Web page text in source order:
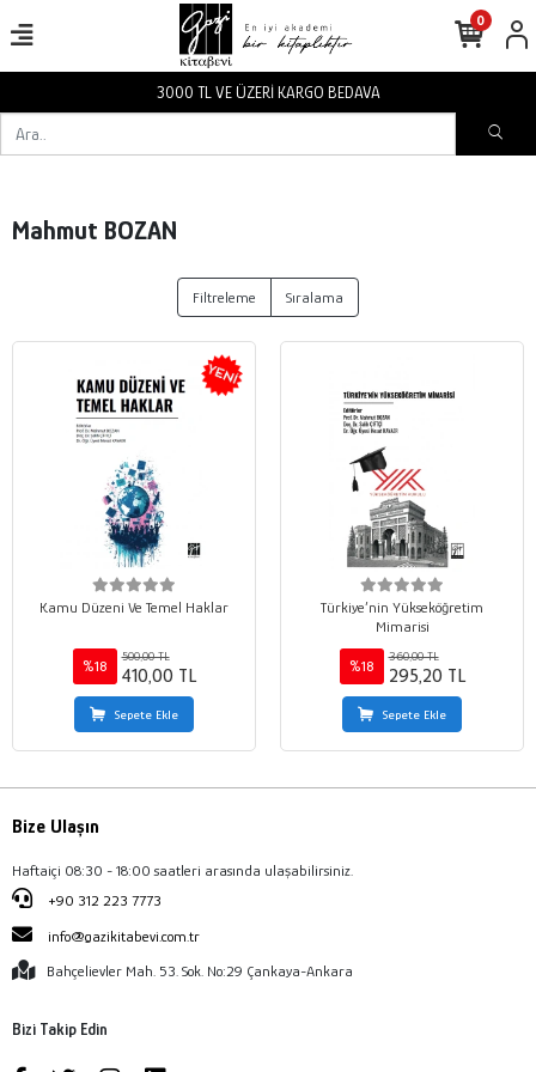
3000 TL VE ÜZERİ KARGO BEDAVA
0
Mahmut BOZAN
Filtreleme Sıralama
Kamu Düzeni Ve Temel Haklar
%18
500,00 TL
410,00 TL
Sepete Ekle
Türkiye’nin Yükseköğretim
Mimarisi
%18
360,00 TL
295,20 TL
Sepete Ekle
Bize Ulaşın
Haftaiçi 08:30 - 18:00 saatleri arasında ulaşabilirsiniz.
+90 312 223 7773
info@gazikitabevi.com.tr
Bahçelievler Mah. 53. Sok. No:29 Çankaya-Ankara
Bizi Takip Edin